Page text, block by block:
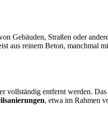
Gebäuden, Straßen oder
aus reinem Beton, manchmal
vollständig entfernt werden.
, etwa im Rahmen